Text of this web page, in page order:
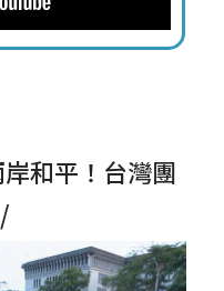
和平！台灣團